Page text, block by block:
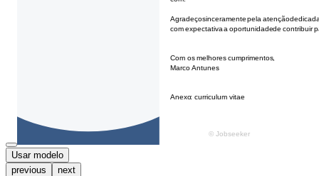
Usar modelo
previous
next